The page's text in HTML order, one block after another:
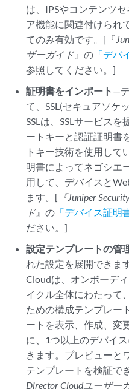
は、IPSやコンテンツ
ア機能に関連付けられ
てのみ有効です。[『
ザーガイド』の 「デバ
参照してください。]
証明書をインポート —
て、SSL(セキュアソケ
SSLは、SSLサービス
ートキーと認証証明書
トキー技術を使用して
明書によってネゴシエ
用して、デバイスと
ます。[ 『Juniper
ド』の 「デバイス証明
ださい。]
設定テンプレートの管
れた設定を展開できます
Cloudは、オンボーデ
イクル全体にわたって
ための構成テンプレー
ートを表示、作成、変
に、1つ以上のデバイ
きます。プレビューと
テンプレートを検証で
Director Cloudユーザー